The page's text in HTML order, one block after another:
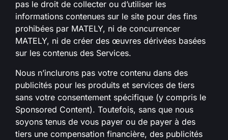
pas le droit de collecter ou d’utiliser les
informations contenues sur le site pour des fins
prohibées par MATELY, ni de concurrencer
MATELY, ni de créer des œuvres dérivées basées
sur les contenus des Services.
Nous n’inclurons pas votre contenu dans des
publicités pour les produits et services de tiers
sans votre consentement spécifique (y compris le
Sponsored Content). Toutefois, sans que nous
soyons tenus de vous payer ou de payer à des
tiers une compensation financière, des publicités